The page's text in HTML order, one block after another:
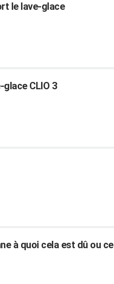
le lave-glace
CLIO 3
à quoi cela est dû ou ce